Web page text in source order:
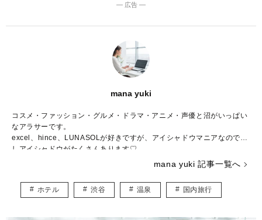
― 広告 ―
mana yuki
コスメ・ファッション・グルメ・ドラマ・アニメ・声優と沼がいっぱい
なアラサーです。
excel、hince、LUNASOLが好きですが、アイシャドウマニアなので推
しアイシャドウがたくさんあります♡
コスメの写真を撮るのも大好きで、眺めて一日が終わってしまうことも
調理師免許、色彩検定3級、骨格診断アドバイザー検定3級、日本化粧品
検定2級、パーソナルカラリスト2級を持っていますが、上を目指してま
自分の知識や経験を活かしながら、頑張る女性の参考になる記事をお届
mana yuki 記事一覧へ
ホテル 渋谷 温泉 国内旅行